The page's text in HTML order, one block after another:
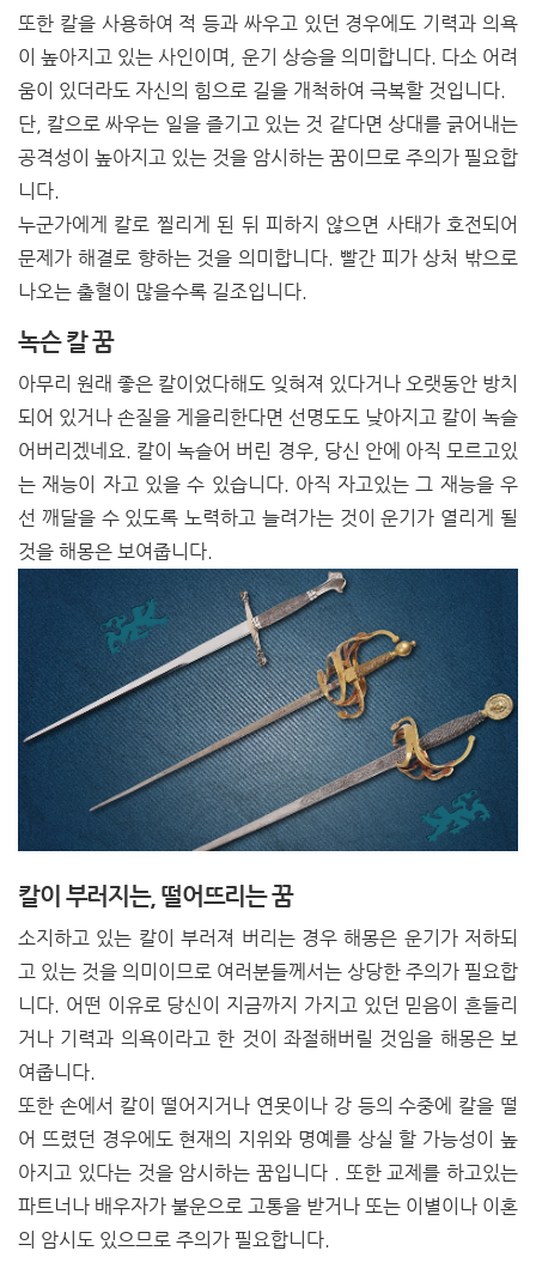
또한 칼을 사용하여 적 등과 싸우고 있던 경우에도 기력과 의욕
이 높아지고 있는 사인이며, 운기 상승을 의미합니다. 다소 어려
움이 있더라도 자신의 힘으로 길을 개척하여 극복할 것입니다.
단, 칼으로 싸우는 일을 즐기고 있는 것 같다면 상대를 긁어내는
공격성이 높아지고 있는 것을 암시하는 꿈이므로 주의가 필요합
니다.
누군가에게 칼로 찔리게 된 뒤 피하지 않으면 사태가 호전되어
문제가 해결로 향하는 것을 의미합니다. 빨간 피가 상처 밖으로
나오는 출혈이 많을수록 길조입니다.
녹슨 칼 꿈
아무리 원래 좋은 칼이었다해도 잊혀져 있다거나 오랫동안 방치
되어 있거나 손질을 게을리한다면 선명도도 낮아지고 칼이 녹슬
어버리겠네요. 칼이 녹슬어 버린 경우, 당신 안에 아직 모르고있
는 재능이 자고 있을 수 있습니다. 아직 자고있는 그 재능을 우
선 깨달을 수 있도록 노력하고 늘려가는 것이 운기가 열리게 될
것을 해몽은 보여줍니다.
칼이 부러지는, 떨어뜨리는 꿈
소지하고 있는 칼이 부러져 버리는 경우 해몽은 운기가 저하되
고 있는 것을 의미이므로 여러분들께서는 상당한 주의가 필요합
니다. 어떤 이유로 당신이 지금까지 가지고 있던 믿음이 흔들리
거나 기력과 의욕이라고 한 것이 좌절해버릴 것임을 해몽은 보
여줍니다.
또한 손에서 칼이 떨어지거나 연못이나 강 등의 수중에 칼을 떨
어 뜨렸던 경우에도 현재의 지위와 명예를 상실 할 가능성이 높
아지고 있다는 것을 암시하는 꿈입니다 . 또한 교제를 하고있는
파트너나 배우자가 불운으로 고통을 받거나 또는 이별이나 이혼
의 암시도 있으므로 주의가 필요합니다.